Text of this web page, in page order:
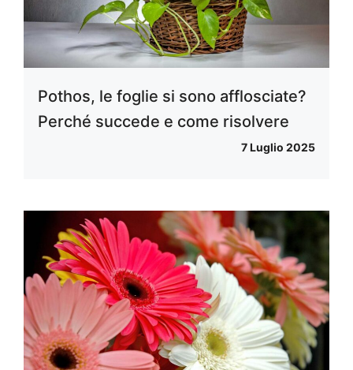
Pothos, le foglie si sono afflosciate?
Perché succede e come risolvere
7 Luglio 2025